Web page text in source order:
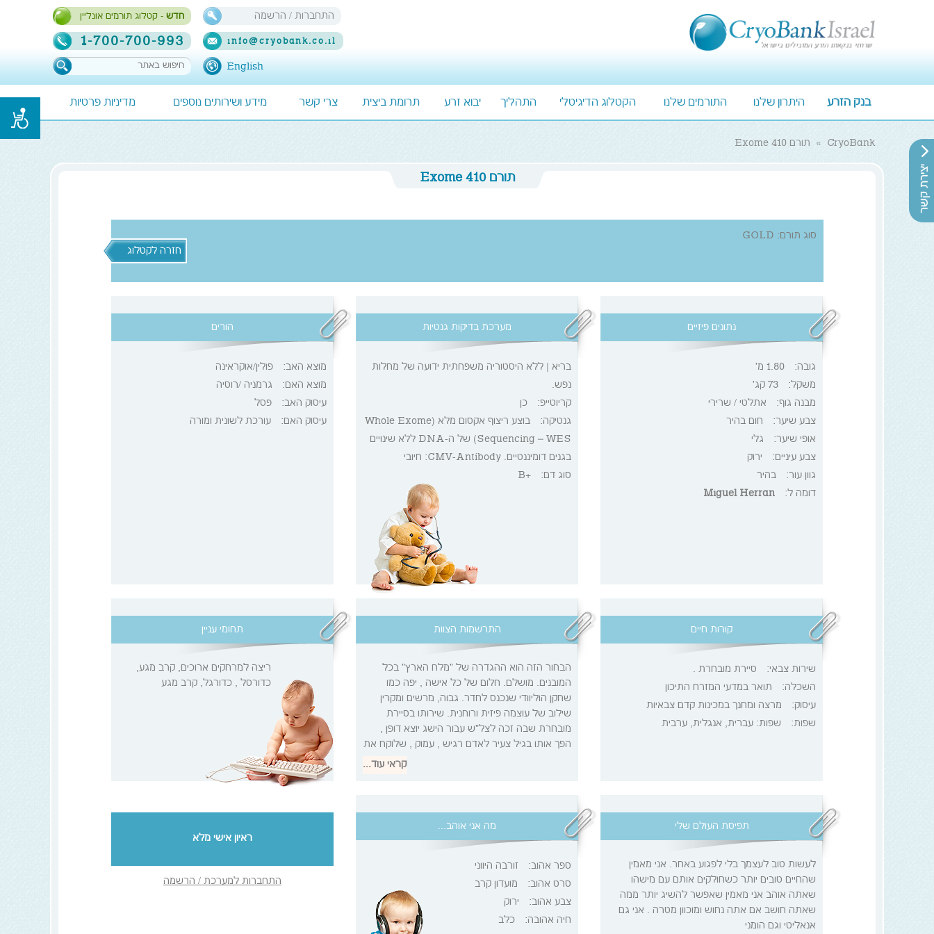
info@cryobank.co.il
English
חדש- קטלוג תורמים אונליין התחברות / הרשמה
1-700-700-993
בנק הזרע היתרון שלנו התורמים שלנו הקטלוג הדיגיטלי התהליך יבוא זרע תרומת ביצית צרי קשר מידע ושירותים נוספים מדיניות פרטיות
CryoBank
» תורם Exome 410
תורם Exome 410
סוג תורם: GOLD
חזרה לקטלוג
נתונים פיזיים
גובה: 1.80 מ'
משקל: 73 קג'
מבנה גוף:
אתלטי / שרירי
צבע שיער:
חום בהיר
אופי שיער:
גלי
צבע עיניים:
ירוק
גוון עור: בהיר
דומה ל: Miguel Herran
מערכת בדיקות גנטיות
בריא | ללא היסטוריה משפחתית ידועה של מחלות
נפש.
קריוטייפ: כן
גנטיקה:
בוצע ריצוף אקסום מלא (Whole Exome
Sequencing – WES) של ה-DNA ללא שינויים
בגנים דומיננטיים. CMV-Antibody: חיובי
סוג דם: +B
הורים
מוצא האב: פולין/אוקראינה
מוצא האם:
גרמניה /רוסיה
עיסוק האב: פסל
עיסוק האם: עורכת לשונית ומורה
קורות חיים
שירות צבאי:
סיירת מובחרת .
השכלה:
תואר במדעי המזרח התיכון
עיסוק:
מרצה ומחנך במכינות קדם צבאיות
שפות:
שפות: עברית, אנגלית, ערבית
התרשמות הצוות
הבחור הזה הוא ההגדרה של "מלח הארץ" בכל
המובנים. מושלם. חלום של כל אישה , יפה כמו
שחקן הוליוודי שנכנס לחדר. גבוה, מרשים ומקרין
שילוב של עוצמה פיזית ורוחנית. שירותו בסיירת
מובחרת שבה זכה לצל"ש עבור הישג יוצא דופן ,
הפך אותו בגיל צעיר לאדם רגיש , עמוק , שלוקח את
החיים בפרופורציות נכונות ותמיד רואה את חצי הכוס
המלאה . בחור מוכשר ושאפתן שמספר באהבה על
בחור בעל ערכים ונתינה , אחראי ונחוש. הוא הבחור
שמגלם את כל שיפה בישראליות
קראי עוד...
תחומי עניין
ריצה למרחקים ארוכים, קרב מגע,
כדורסל , כדורגל, קרב מגע
תפיסת העולם שלי
לעשות טוב לעצמך בלי לפגוע באחר. אני מאמין
שהחיים טובים יותר כשחולקים אותם עם מישהו
שאתה אוהב אני מאמין שאפשר להשיג יותר ממה
שאתה חושב אם אתה נחוש ומוכוון מטרה . אני גם
אנאליטי וגם הומני
מה אני אוהב...
ספר אהוב:
זורבה היווני
סרט אהוב:
מועדון קרב
צבע אהוב:
ירוק
חיה אהובה: כלב
ראיון אישי מלא
התחברות למערכת / הרשמה